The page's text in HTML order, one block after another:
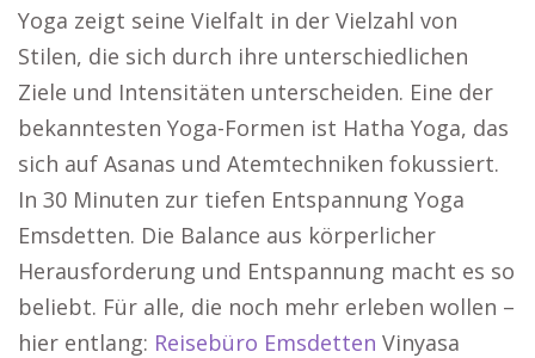
Yoga zeigt seine Vielfalt in der Vielzahl von
Stilen, die sich durch ihre unterschiedlichen
Ziele und Intensitäten unterscheiden. Eine der
bekanntesten Yoga-Formen ist Hatha Yoga, das
sich auf Asanas und Atemtechniken fokussiert.
In 30 Minuten zur tiefen Entspannung Yoga
Emsdetten. Die Balance aus körperlicher
Herausforderung und Entspannung macht es so
beliebt. Für alle, die noch mehr erleben wollen –
hier entlang: Reisebüro Emsdetten Vinyasa